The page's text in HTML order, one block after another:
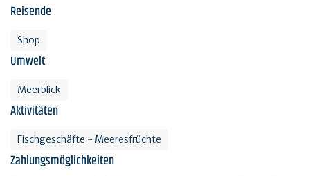
Reisende
Shop
Umwelt
Meerblick
Aktivitäten
Fischgeschäfte - Meeresfrüchte
Zahlungsmöglichkeiten